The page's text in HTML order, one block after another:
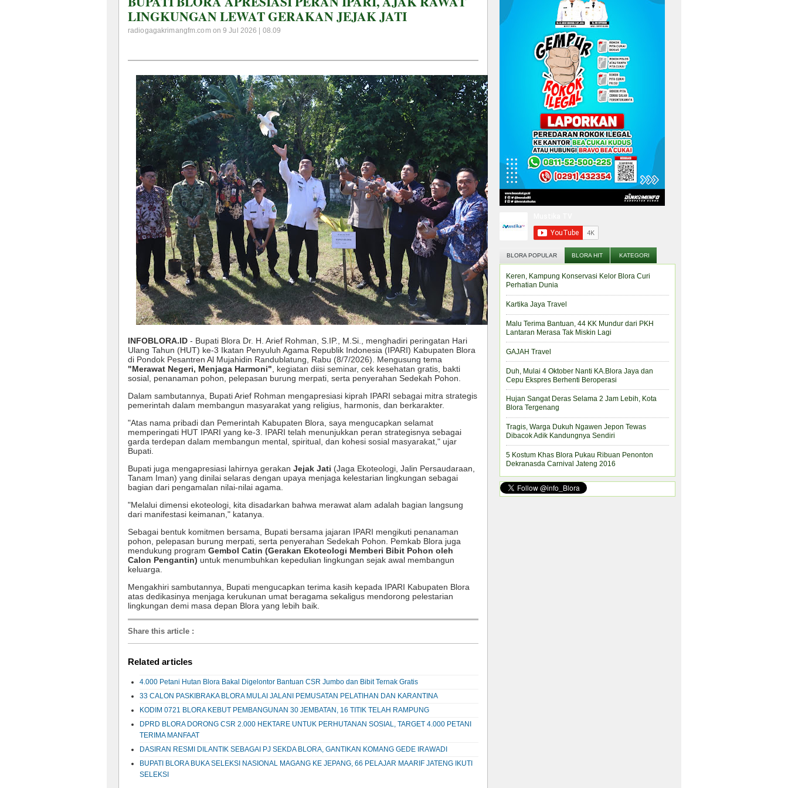
LINGKUNGAN LEWAT GERAKAN JEJAK JATI
radiogagakrimangfm.com on 9 Jul 2026 | 08.09
INFOBLORA.ID - Bupati Blora Dr. H. Arief Rohman, S.IP., M.Si., menghadiri peringatan Hari
Ulang Tahun (HUT) ke-3 Ikatan Penyuluh Agama Republik Indonesia (IPARI) Kabupaten Blora
di Pondok Pesantren Al Mujahidin Randublatung, Rabu (8/7/2026). Mengusung tema
"Merawat Negeri, Menjaga Harmoni" , kegiatan diisi seminar, cek kesehatan gratis, bakti
sosial, penanaman pohon, pelepasan burung merpati, serta penyerahan Sedekah Pohon.
Dalam sambutannya, Bupati Arief Rohman mengapresiasi kiprah IPARI sebagai mitra strategis
pemerintah dalam membangun masyarakat yang religius, harmonis, dan berkarakter.
"Atas nama pribadi dan Pemerintah Kabupaten Blora, saya mengucapkan selamat
memperingati HUT IPARI yang ke-3. IPARI telah menunjukkan peran strategisnya sebagai
garda terdepan dalam membangun mental, spiritual, dan kohesi sosial masyarakat," ujar
Bupati.
Bupati juga mengapresiasi lahirnya gerakan Jejak Jati (Jaga Ekoteologi, Jalin Persaudaraan,
Tanam Iman) yang dinilai selaras dengan upaya menjaga kelestarian lingkungan sebagai
bagian dari pengamalan nilai-nilai agama.
"Melalui dimensi ekoteologi, kita disadarkan bahwa merawat alam adalah bagian langsung
dari manifestasi keimanan," katanya.
Sebagai bentuk komitmen bersama, Bupati bersama jajaran IPARI mengikuti penanaman
pohon, pelepasan burung merpati, serta penyerahan Sedekah Pohon. Pemkab Blora juga
mendukung program Gembol Catin (Gerakan Ekoteologi Memberi Bibit Pohon oleh
Calon Pengantin) untuk menumbuhkan kepedulian lingkungan sejak awal membangun
keluarga.
Mengakhiri sambutannya, Bupati mengucapkan terima kasih kepada IPARI Kabupaten Blora
atas dedikasinya menjaga kerukunan umat beragama sekaligus mendorong pelestarian
lingkungan demi masa depan Blora yang lebih baik.
Share this article :
Related articles
4.000 Petani Hutan Blora Bakal Digelontor Bantuan CSR Jumbo dan Bibit Ternak Gratis
33 CALON PASKIBRAKA BLORA MULAI JALANI PEMUSATAN PELATIHAN DAN KARANTINA
KODIM 0721 BLORA KEBUT PEMBANGUNAN 30 JEMBATAN, 16 TITIK TELAH RAMPUNG
DPRD BLORA DORONG CSR 2.000 HEKTARE UNTUK PERHUTANAN SOSIAL, TARGET 4.000 PETANI
TERIMA MANFAAT
DASIRAN RESMI DILANTIK SEBAGAI PJ SEKDA BLORA, GANTIKAN KOMANG GEDE IRAWADI
BUPATI BLORA BUKA SELEKSI NASIONAL MAGANG KE JEPANG, 66 PELAJAR MAARIF JATENG IKUTI
SELEKSI
BLORA POPULAR BLORA HIT KATEGORI
Keren, Kampung Konservasi Kelor Blora Curi
Perhatian Dunia
Kartika Jaya Travel
Malu Terima Bantuan, 44 KK Mundur dari PKH
Lantaran Merasa Tak Miskin Lagi
GAJAH Travel
Duh, Mulai 4 Oktober Nanti KA.Blora Jaya dan
Cepu Ekspres Berhenti Beroperasi
Hujan Sangat Deras Selama 2 Jam Lebih, Kota
Blora Tergenang
Tragis, Warga Dukuh Ngawen Jepon Tewas
Dibacok Adik Kandungnya Sendiri
5 Kostum Khas Blora Pukau Ribuan Penonton
Dekranasda Carnival Jateng 2016